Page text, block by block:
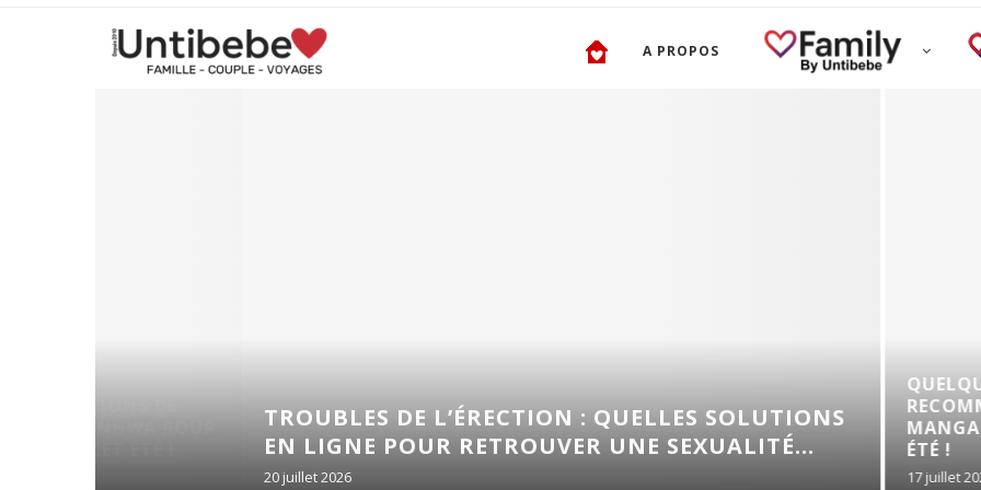
A PROPOS
TROUBLES DE L’ÉRECTION : QUELLES SOLUTIONS
EN LIGNE POUR RETROUVER UNE SEXUALITÉ...
RECOMMANDATIONS
MANGAS POUR
ÉTÉ !